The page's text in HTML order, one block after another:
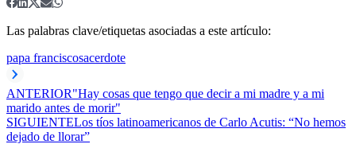
Las palabras clave/etiquetas asociadas a este artículo:
papa franciscosacerdote
ANTERIOR"Hay cosas que tengo que decir a mi madre y a mi
marido antes de morir"
SIGUIENTELos tíos latinoamericanos de Carlo Acutis: “No hemos
dejado de llorar”